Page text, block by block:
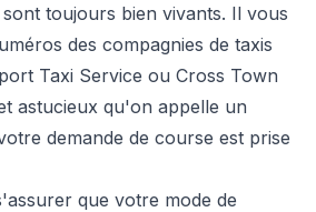
toujours bien vivants. Il vous
des compagnies de taxis
Taxi Service ou Cross Town
astucieux qu'on appelle un
demande de course est prise
que votre mode de